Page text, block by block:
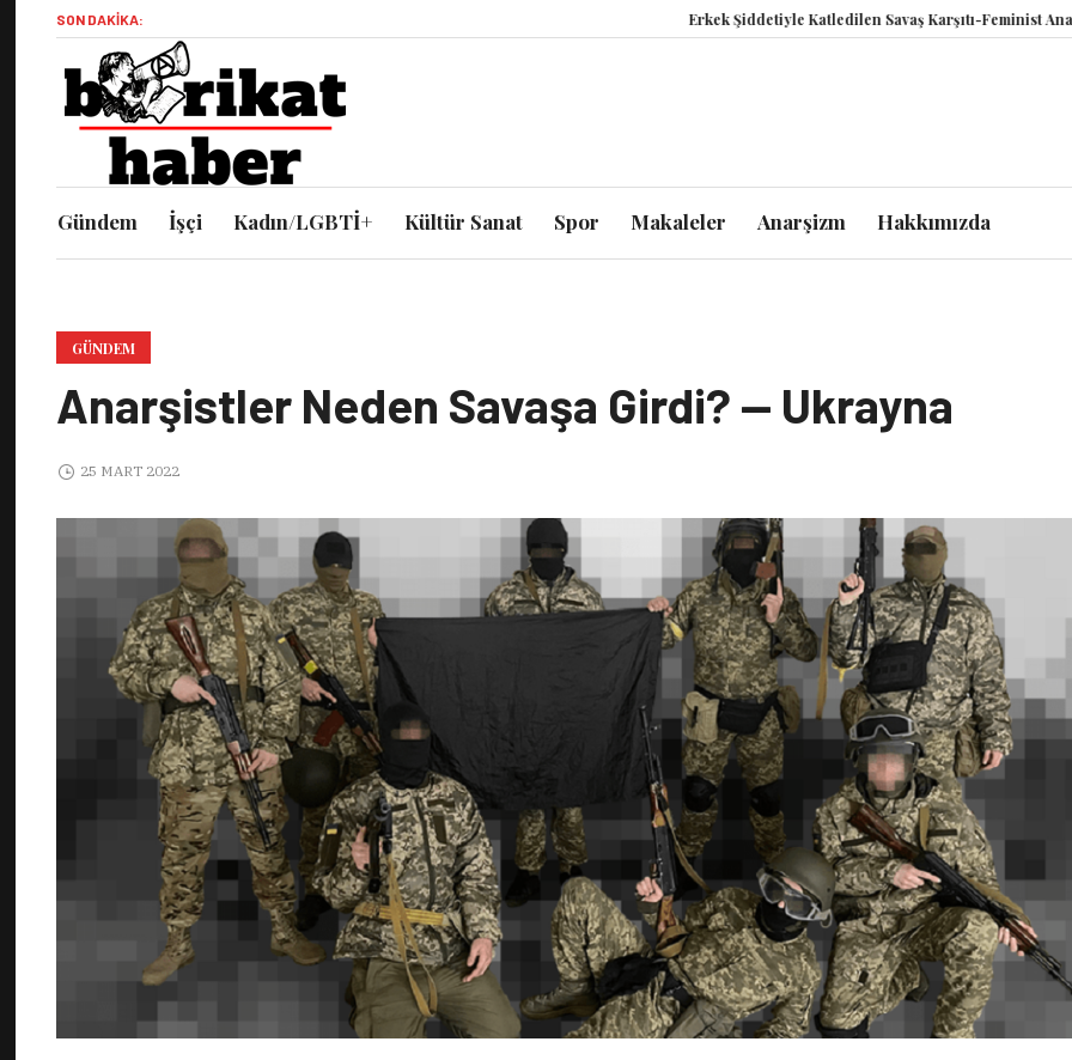
SON DAKIKA: Erkek Şiddetiyle Katledilen Savaş Karşıtı-Feminist Anastasiia
Gündem İşçi Kadın/LGBTİ+ Kültür Sanat Spor Makaleler Anarşizm Hakkımızda
GÜNDEM
Anarşistler Neden Savaşa Girdi? — Ukrayna
25 MART 2022